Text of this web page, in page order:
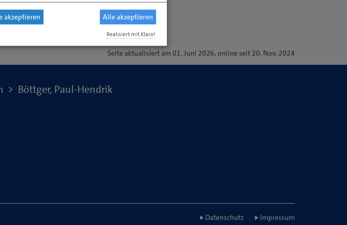
Seiteaktualisiert am 01. Juni 2026, online seit 20. Nov. 2024
Böttger, Paul-Hendrik
Datenschutz Impressum
akzeptieren Alle akzeptieren
Realisiert mit Klaro!